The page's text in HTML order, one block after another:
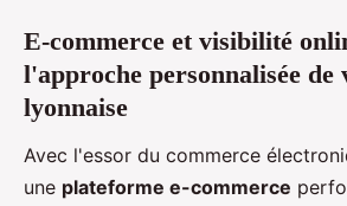
E-commerce et visibilité
l'approche personnalisée de
lyonnaise
Avec l'essor du commerce
une plateforme e-commerce